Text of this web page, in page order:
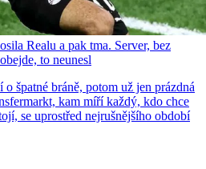
Realu a pak tma. Server, bez
to neunesl
špatné bráně, potom už jen prázdná
kam míří každý, kdo chce
se uprostřed nejrušnějšího období